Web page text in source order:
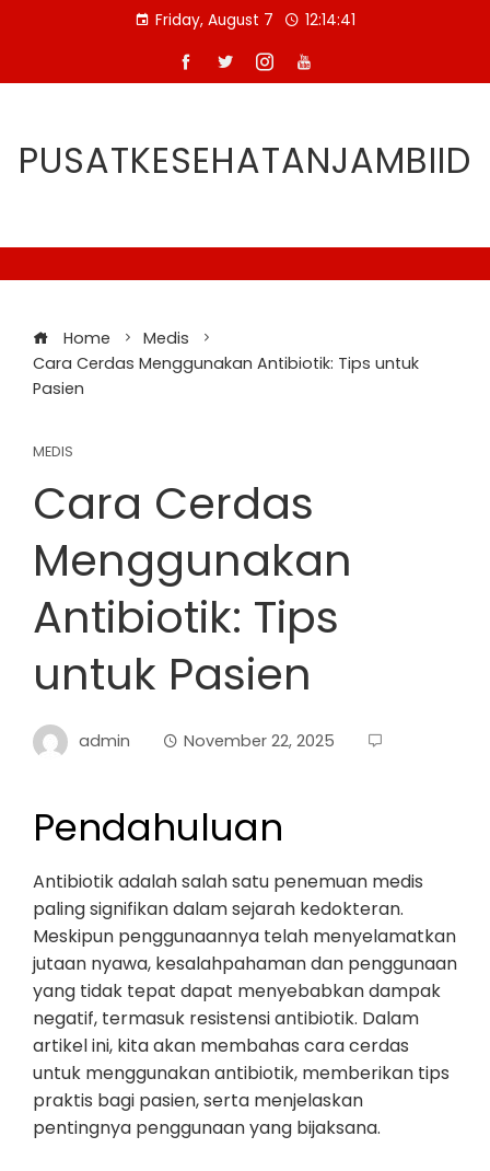
Friday, August 7 12:14:42
PUSATKESEHATANJAMBIID
Home
Medis
Cara Cerdas Menggunakan Antibiotik: Tips untuk
Pasien
MEDIS
Cara Cerdas
Menggunakan
Antibiotik: Tips
untuk Pasien
admin November 22, 2025
Pendahuluan
Antibiotik adalah salah satu penemuan medis
paling signifikan dalam sejarah kedokteran.
Meskipun penggunaannya telah menyelamatkan
jutaan nyawa, kesalahpahaman dan penggunaan
yang tidak tepat dapat menyebabkan dampak
negatif, termasuk resistensi antibiotik. Dalam
artikel ini, kita akan membahas cara cerdas
untuk menggunakan antibiotik, memberikan tips
praktis bagi pasien, serta menjelaskan
pentingnya penggunaan yang bijaksana.